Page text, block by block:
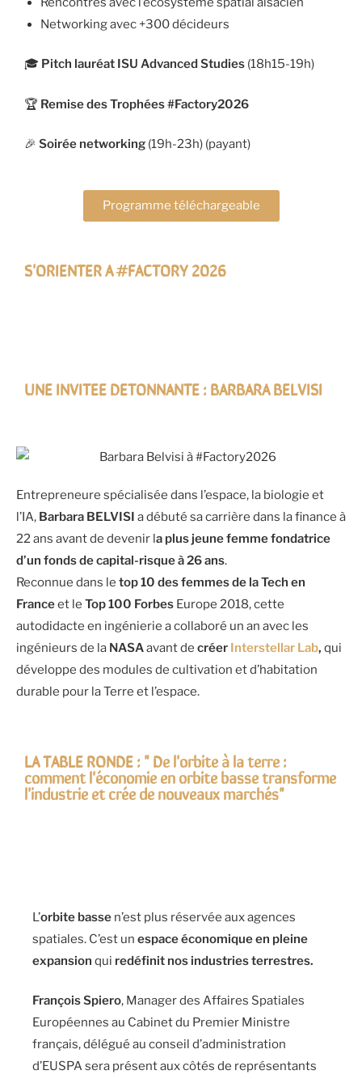
Networking avec +300 décideurs
🎓 Pitch lauréat ISU Advanced Studies (18h15-19h)
🏆 Remise des Trophées #Factory2026
🎉 Soirée networking (19h-23h) (payant)
Programme téléchargeable
S'ORIENTER A #FACTORY 2026
UNE INVITEE DETONNANTE : BARBARA BELVISI
Entrepreneure spécialisée dans l’espace, la biologie et
l’IA, Barbara BELVISI a débuté sa carrière dans la finance à
22 ans avant de devenir la plus jeune femme fondatrice
d’un fonds de capital-risque à 26 ans.
Reconnue dans le top 10 des femmes de la Tech en
Franceet le Top 100 Forbes Europe 2018, cette
autodidacte en ingénierie a collaboré un an avec les
ingénieurs de la NASAavant de créer Interstellar Lab, qui
développe des modules de cultivation et d’habitation
durable pour la Terre et l’espace.
LA TABLE RONDE : " De l'orbite à la terre :
comment l'économie en orbite basse transforme
l'industrie et crée de nouveaux marchés"
L’orbite basse n’est plus réservée aux agences
spatiales. C’est un espace économique en pleine
expansion qui redéfinit nos industries terrestres.
François Spiero, Manager des Affaires Spatiales
Européennes au Cabinet du Premier Ministre
français, délégué au conseil d’administration
d’EUSPA sera présent aux côtés de représentants